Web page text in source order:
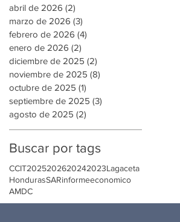
abril de 2026 (2)
marzo de 2026 (3)
febrero de 2026 (4)
enero de 2026 (2)
diciembre de 2025 (2)
noviembre de 2025 (8)
octubre de 2025 (1)
septiembre de 2025 (3)
agosto de 2025 (2)
Buscar por tags
CCIT2025202620242023Lagaceta
HondurasSARinformeeconomico
AMDC